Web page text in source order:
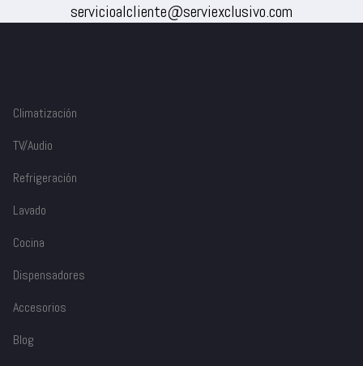
servicioalcliente@serviexclusivo.com
Climatización
TV/Audio
Refrigeración
Lavado
Cocina
Dispensadores
Accesorios
Blog